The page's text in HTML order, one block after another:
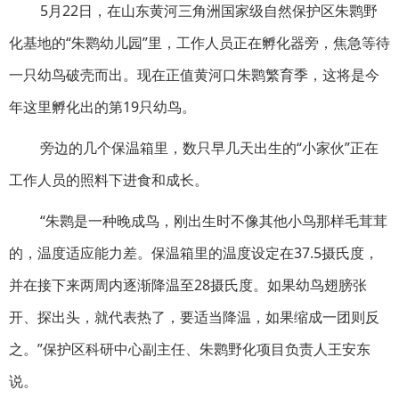
5月22日，在山东黄河三角洲国家级自然保护区朱鹮野
化基地的“朱鹮幼儿园”里，工作人员正在孵化器旁，焦急等待
一只幼鸟破壳而出。现在正值黄河口朱鹮繁育季，这将是今
年这里孵化出的第19只幼鸟。
旁边的几个保温箱里，数只早几天出生的“小家伙”正在
工作人员的照料下进食和成长。
“朱鹮是一种晚成鸟，刚出生时不像其他小鸟那样毛茸茸
的，温度适应能力差。保温箱里的温度设定在37.5摄氏度，
并在接下来两周内逐渐降温至28摄氏度。如果幼鸟翅膀张
开、探出头，就代表热了，要适当降温，如果缩成一团则反
之。”保护区科研中心副主任、朱鹮野化项目负责人王安东
说。